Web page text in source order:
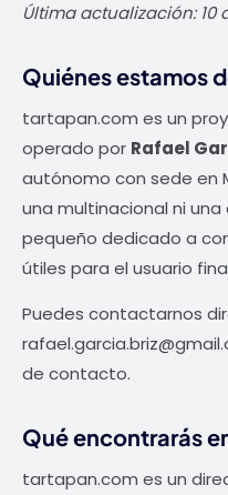
Última actualización:10
Quiénes estamos
tartapan.com es un
operado por Rafael
autónomo con sede en
una multinacional ni
pequeño dedicado a
útiles para el usuario
Puedes contactarnos
de contacto.
Qué encontrarás
tartapan.com es un